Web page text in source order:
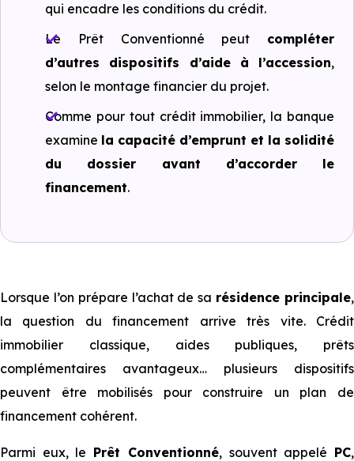
qui encadre les conditions du crédit.
Le Prêt Conventionné peut compléter
d’autres dispositifs d’aide à l’accession,
selon le montage financier du projet.
Comme pour tout crédit immobilier, la banque
examine la capacité d’emprunt et la solidité
du dossier avant d’accorder le
financement.
Lorsque l’on prépare l’achat de sa résidence principale,
la question du financement arrive très vite. Crédit
immobilier classique, aides publiques, prêts
complémentaires avantageux… plusieurs dispositifs
peuvent être mobilisés pour construire un plan de
financement cohérent.
Parmi eux, le Prêt Conventionné, souvent appelé PC,